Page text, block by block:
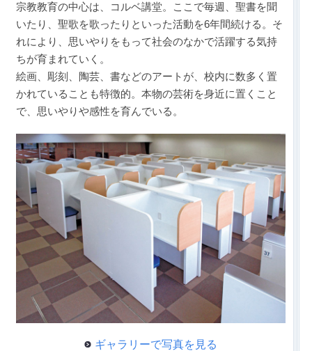
宗教教育の中心は、コルベ講堂。ここで毎週、聖書を聞
いたり、聖歌を歌ったりといった活動を6年間続ける。そ
れにより、思いやりをもって社会のなかで活躍する気持
ちが育まれていく。
絵画、彫刻、陶芸、書などのアートが、校内に数多く置
かれていることも特徴的。本物の芸術を身近に置くこと
で、思いやりや感性を育んでいる。
ギャラリーで写真を見る